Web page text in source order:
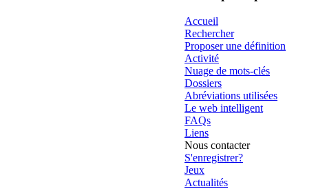
Accueil
Rechercher
Proposer une définition
Activité
Nuage de mots-clés
Dossiers
Abréviations utilisées
Le web intelligent
FAQs
Liens
Nous contacter
S'enregistrer?
Jeux
Actualités